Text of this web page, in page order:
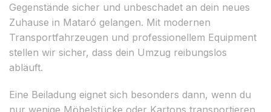
Gegenstände sicher und unbeschadet an dein neues
Zuhause in Mataró gelangen. Mit modernen
Transportfahrzeugen und professionellem Equipment
stellen wir sicher, dass dein Umzug reibungslos
abläuft.
Eine Beiladung eignet sich besonders dann, wenn du
nur wenige Möbelstücke oder Kartons transportieren